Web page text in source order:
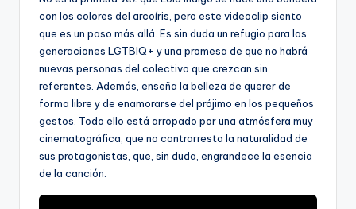
con los colores del arcoíris, pero este videoclip siento
que es un paso más allá. Es sin duda un refugio para las
generaciones LGTBIQ+ y una promesa de que no habrá
nuevas personas del colectivo que crezcan sin
referentes. Además, enseña la belleza de querer de
forma libre y de enamorarse del prójimo en los pequeños
gestos. Todo ello está arropado por una atmósfera muy
cinematográfica, que no contrarresta la naturalidad de
sus protagonistas, que, sin duda, engrandece la esencia
de la canción.